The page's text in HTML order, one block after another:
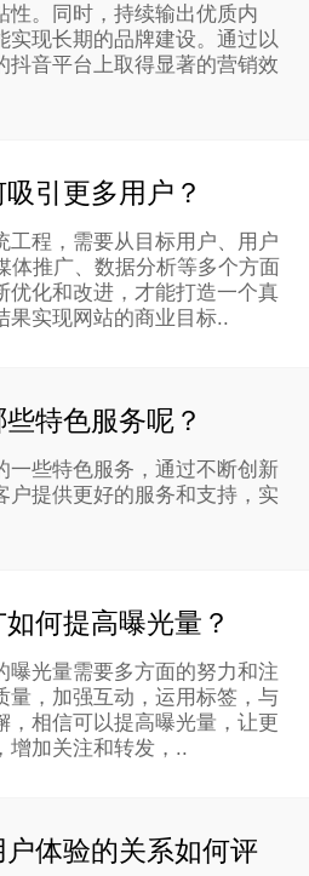
性。同时，持续输出优质内
实现长期的品牌建设。通过以
抖音平台上取得显著的营销效
引更多用户？
工程，需要从目标用户、用户
体推广、数据分析等多个方面
优化和改进，才能打造一个真
果实现网站的商业目标..
特色服务呢？
一些特色服务，通过不断创新
户提供更好的服务和支持，实
何提高曝光量？
曝光量需要多方面的努力和注
量，加强互动，运用标签，与
，相信可以提高曝光量，让更
增加关注和转发，..
体验的关系如何评